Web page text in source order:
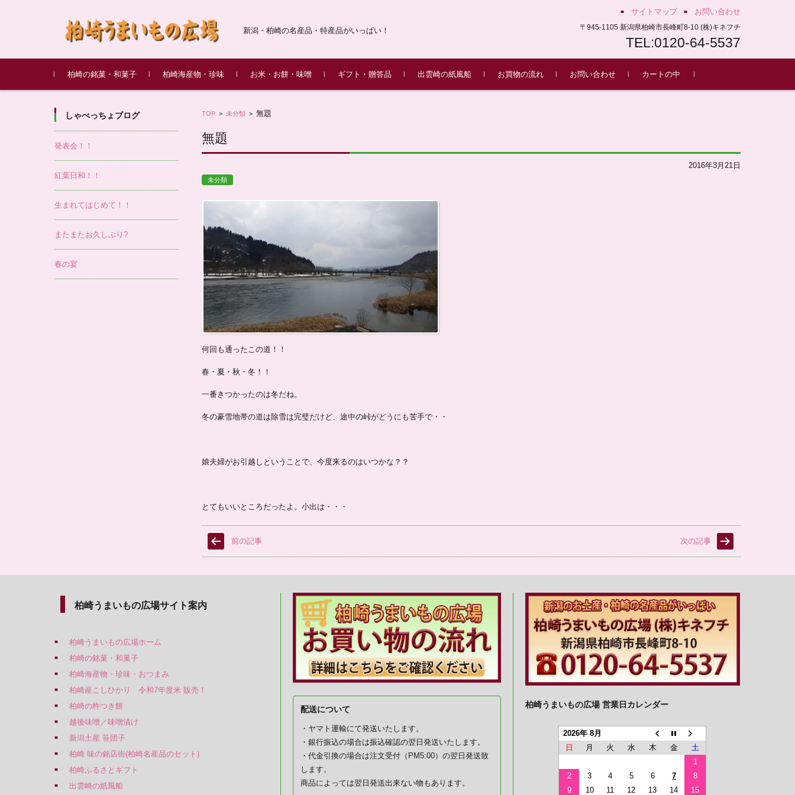
新潟・柏崎の名産品・特産品がいっぱい！
サイトマップ お問い合わせ
〒945-1105 新潟県柏崎市長峰町8-10 (株)キネフチ
TEL:0120-64-5537
コンテンツに移動
柏崎の銘菓・和菓子
柏崎海産物・珍味 お米・お餅・味噌
度米 販売！
ギフト・贈答品 出雲崎の紙風船 お買物の流れ お問い合わせ カートの中
TOP> 未分類> 無題
無題
2016年3月21日
未分類
何回も通ったこの道！！
春・夏・秋・冬！！
一番きつかったのは冬だね。
冬の豪雪地帯の道は除雪は完璧だけど、途中の峠がどうにも苦手で・・
娘夫婦がお引越しということで、今度来るのはいつかな？？
とてもいいところだったよ。小出は・・・
前の記事 次の記事
しゃべっちょブログ
発表会！！
紅葉日和！！
生まれてはじめて！！
またまたお久しぶり?
春の宴
柏崎うまいもの広場サイト案内
柏崎うまいもの広場ホーム
柏崎の銘菓・和菓子
柏崎海産物・珍味・おつまみ
柏崎産こしひかり 令和7年度米 販売！
柏崎の杵つき餅
越後味噌／味噌漬け
新潟土産 笹団子
柏崎 味の銘店街(柏崎名産品のセット)
柏崎ふるさとギフト
出雲崎の紙風船
配送について
・ヤマト運輸にて発送いたします。
・銀行振込の場合は振込確認の翌日発送いたします。
・代金引換の場合は注文受付（PM5:00）の翌日発送致
します。
商品によっては翌日発送出来ない物もあります。
柏崎うまいもの広場 営業日カレンダー
2026年 8月
日
月 火 水 木 金
土
1
2
3 4 5 6 7
8
9
10 11 12 13 14 15